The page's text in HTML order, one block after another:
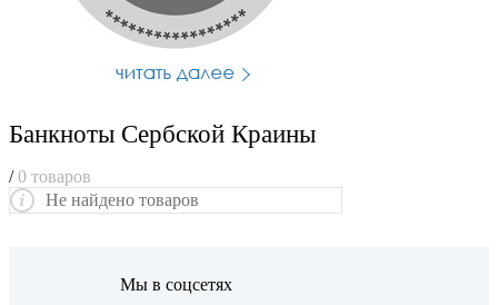
Банкноты Сербской Краины
/ 0 товаров
Не найдено товаров
Мы в соцсетях